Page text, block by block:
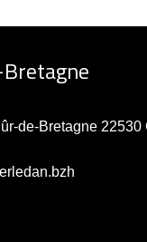
de-Bretagne 22530